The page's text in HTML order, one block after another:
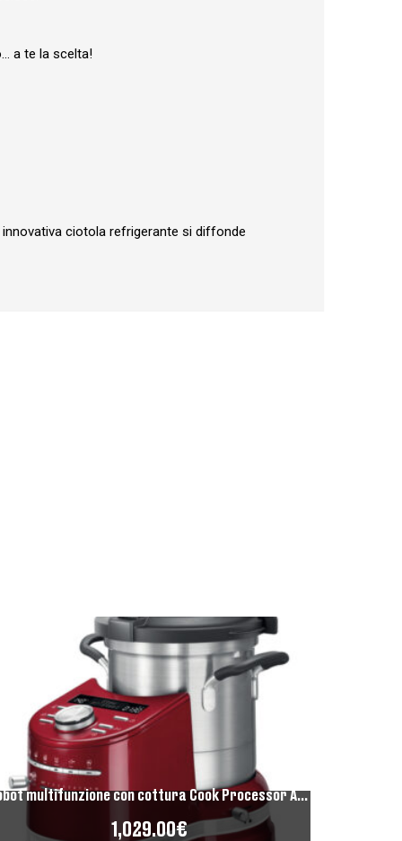
a te la scelta!
ciotola refrigerante si diffonde
Robot multifunzione con cottura Cook Processor Artisan
1,029.00€